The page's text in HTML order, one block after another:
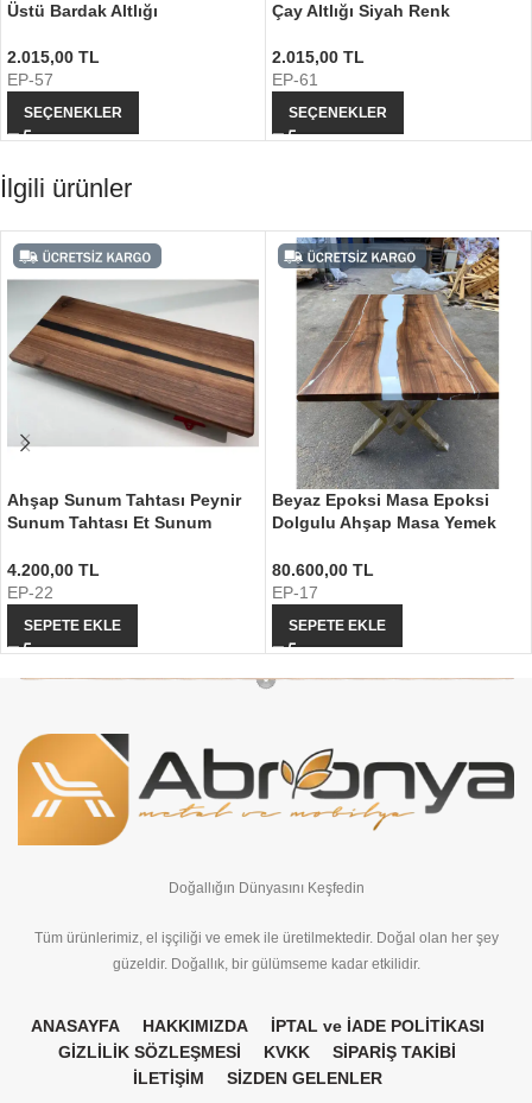
Üstü Bardak Altlığı
2.015,00 TL
EP-57
SEÇENEKLER
Çay Altlığı Siyah Renk
2.015,00 TL
EP-61
SEÇENEKLER
İlgili ürünler
Ahşap Sunum Tahtası Peynir
Sunum Tahtası Et Sunum
4.200,00 TL
EP-22
SEPETE EKLE
Beyaz Epoksi Masa Epoksi
Dolgulu Ahşap Masa Yemek
80.600,00 TL
EP-17
SEPETE EKLE
Doğallığın Dünyasını Keşfedin
Tüm ürünlerimiz, el işçiliği ve emek ile üretilmektedir. Doğal olan her şey
güzeldir. Doğallık, bir gülümseme kadar etkilidir.
ANASAYFA HAKKIMIZDA
İPTAL ve İADE POLİTİKASI
GİZLİLİK SÖZLEŞMESİ
KVKK
SİPARİŞ TAKİBİ
İLETİŞİM
SİZDEN GELENLER